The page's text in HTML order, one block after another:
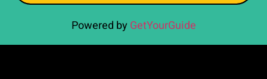
Powered by GetYourGuide